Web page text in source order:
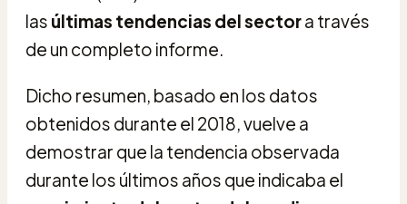
las últimas tendencias del sectora través
de un completo informe.
Dicho resumen, basado en los datos
obtenidos durante el 2018, vuelve a
demostrar que la tendencia observada
durante los últimos años que indicaba el